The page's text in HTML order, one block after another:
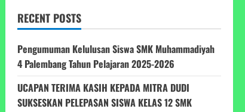
RECENT POSTS
Pengumuman Kelulusan Siswa SMK Muhammadiyah
4 Palembang Tahun Pelajaran 2025-2026
UCAPAN TERIMA KASIH KEPADA MITRA DUDI
SUKSESKAN PELEPASAN SISWA KELAS 12 SMK